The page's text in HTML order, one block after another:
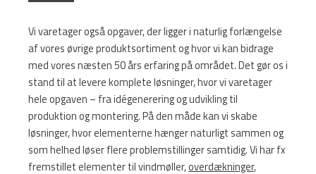
Vi varetager også opgaver, der ligger i naturlig forlængelse
af vores øvrige produktsortiment og hvor vi kan bidrage
med vores næsten 50 års erfaring på området. Det gør os i
stand til at levere komplete løsninger, hvor vi varetager
hele opgaven – fra idégenerering og udvikling til
produktion og montering. På den måde kan vi skabe
løsninger, hvor elementerne hænger naturligt sammen og
som helhed løser flere problemstillinger samtidig. Vi har fx
fremstillet elementer til vindmøller,overdækninger,